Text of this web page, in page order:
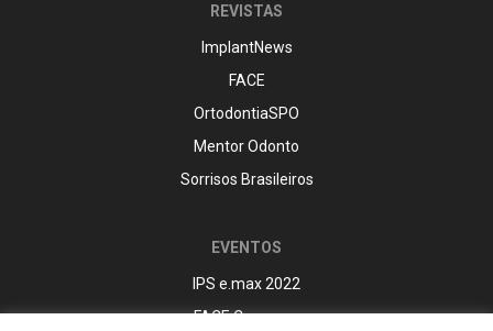
REVISTAS
ImplantNews
FACE
OrtodontiaSPO
Mentor Odonto
Sorrisos Brasileiros
EVENTOS
IPS e.max 2022
FACE Congress